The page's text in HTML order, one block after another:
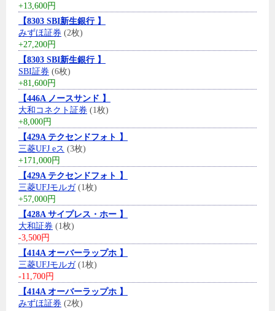
+13,600円
【8303 SBI新生銀行 】
みずほ証券 (2枚)
+27,200円
【8303 SBI新生銀行 】
SBI証券 (6枚)
+81,600円
【446A ノースサンド 】
大和コネクト証券 (1枚)
+8,000円
【429A テクセンドフォト 】
三菱UFJ eス (3枚)
+171,000円
【429A テクセンドフォト 】
三菱UFJモルガ(1枚)
+57,000円
【428A サイプレス・ホー 】
大和証券 (1枚)
-3,500円
【414A オーバーラップホ 】
三菱UFJモルガ(1枚)
-11,700円
【414A オーバーラップホ 】
みずほ証券 (2枚)